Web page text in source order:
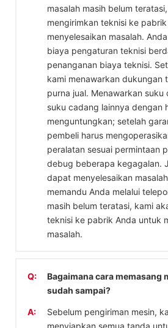
masalah masih belum
mengirimkan teknisi ke
menyelesaikan masalah.
biaya pengaturan teknisi
penanganan biaya teknisi.
kami menawarkan dukungan
purna jual. Menawarkan suku
suku cadang lainnya dengan
menguntungkan; setelah
pembeli harus
peralatan sesuai permintaan
debug beberapa kegagalan.
dapat menyelesaikan
memandu Anda melalui
masih belum teratasi, kami
teknisi ke pabrik Anda untuk
masalah.
Q:
Bagaimana cara memasang
sudah sampai?
A:
Sebelum pengiriman mesin,
menyiapkan semua tanda